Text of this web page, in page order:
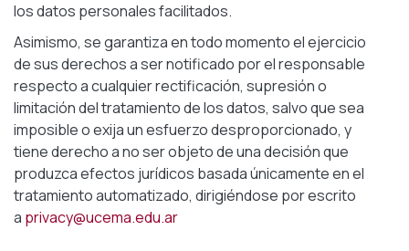
los datos personales facilitados.
Asimismo, se garantiza en todo momento el ejercicio
de sus derechos a ser notificado por el responsable
respecto a cualquier rectificación, supresión o
limitación del tratamiento de los datos, salvo que sea
imposible o exija un esfuerzo desproporcionado, y
tiene derecho a no ser objeto de una decisión que
produzca efectos jurídicos basada únicamente en el
tratamiento automatizado, dirigiéndose por escrito
a privacy@ucema.edu.ar